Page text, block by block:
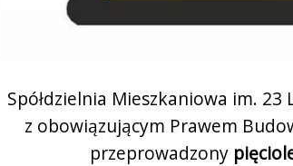
Spółdzielnia Mieszkaniowa im.
z obowiązującym Prawem
przeprowadzony